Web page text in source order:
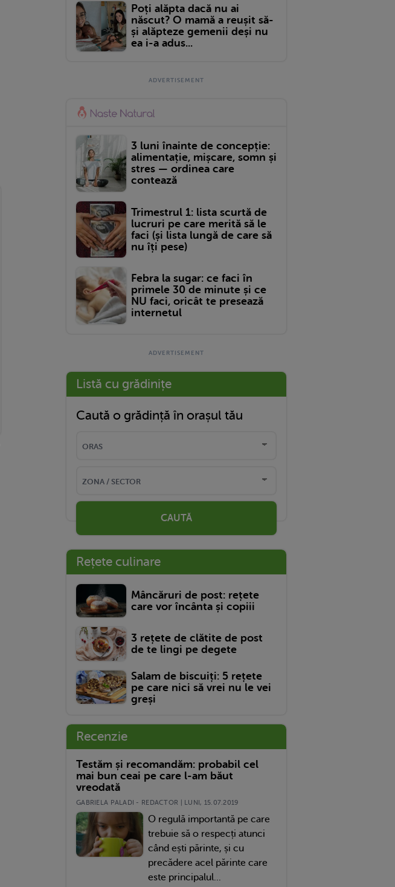
Poți alăpta dacă nu ai
născut? O mamă a reușit să-
și alăpteze gemenii deși nu
ea i-a adus...
3 luni înainte de concepție:
alimentație, mișcare, somn și
stres — ordinea care
contează
Trimestrul 1: lista scurtă de
lucruri pe care merită să le
faci (și lista lungă de care să
nu îți pese)
Febra la sugar: ce faci în
primele 30 de minute și ce
NU faci, oricât te presează
internetul
Listă cu grădinițe
Caută o grădință în orașul tău
CAUTĂ
Rețete culinare
Mâncăruri de post: rețete
care vor încânta și copiii
3 rețete de clătite de post
de te lingi pe degete
Salam de biscuiți: 5 rețete
pe care nici să vrei nu le vei
greși
Recenzie
Testăm și recomandăm: probabil cel
mai bun ceai pe care l-am băut
vreodată
GABRIELA PALADI - REDACTOR | LUNI, 15.07.2019
O regulă importantă pe care
trebuie să o respecți atunci
când ești părinte, și cu
precădere acel părinte care
este principalul...